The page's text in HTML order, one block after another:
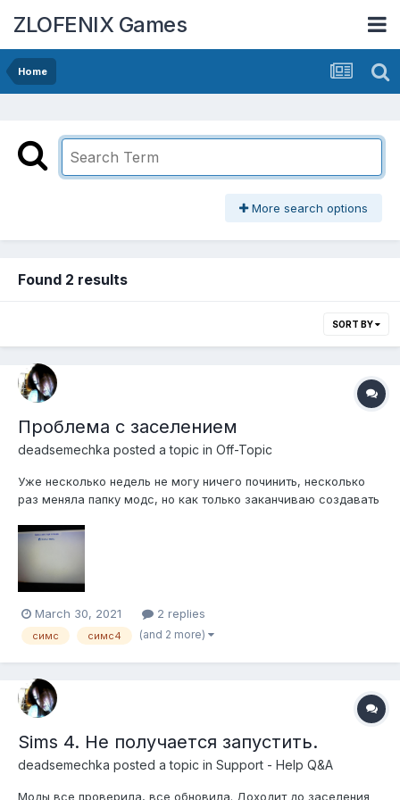
ZLOFENIX Games
Home
More search options
Found 2 results
SORT BY
Проблема с заселением
deadsemechka posted a topic in Off-Topic
Уже несколько недель не могу ничего починить, несколько
раз меняла папку модс, но как только заканчиваю создавать
March 30, 2021 2 replies
симс симс4 (and 2 more)
Sims 4. Не получается запустить.
deadsemechka posted a topic in Support - Help Q&A
Моды все проверила, все обновила. Доходит до заселения